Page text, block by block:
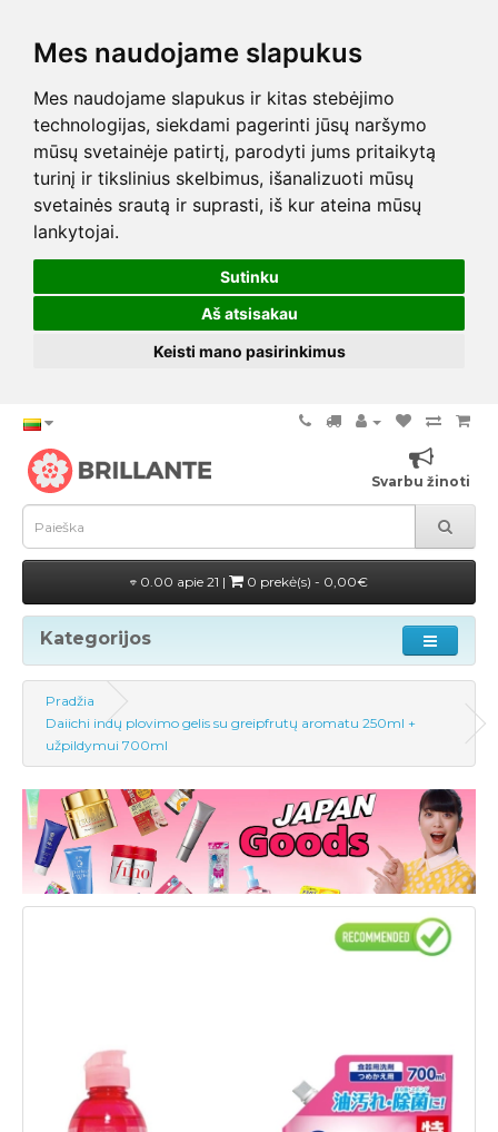
Mes naudojame slapukus
Mes naudojame slapukus ir kitas stebėjimo
technologijas, siekdami pagerinti jūsų naršymo
mūsų svetainėje patirtį, parodyti jums pritaikytą
turinį ir tikslinius skelbimus, išanalizuoti mūsų
svetainės srautą ir suprasti, iš kur ateina mūsų
lankytojai.
Sutinku
Aš atsisakau
Keisti mano pasirinkimus
Svarbu žinoti
0.00 apie 21 | 0 prekė(s) - 0,00€
Kategorijos
Pradžia
Daiichi indų plovimo gelis su greipfrutų aromatu 250ml +
užpildymui 700ml